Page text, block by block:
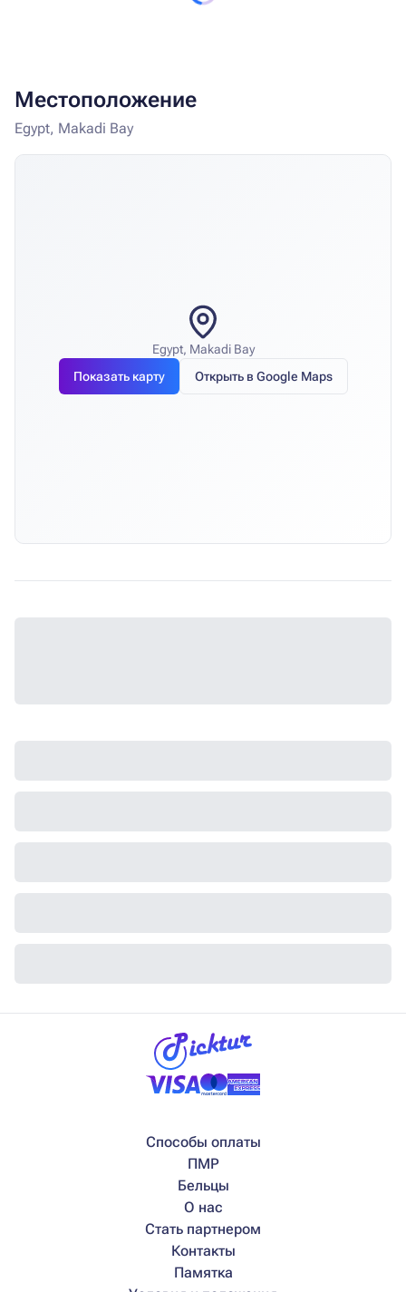
Местоположение
Egypt, Makadi Bay
Egypt, Makadi Bay
Показать карту
Открыть в Google Maps
Способы оплаты
ПМР
Бельцы
О нас
Стать партнером
Контакты
Памятка